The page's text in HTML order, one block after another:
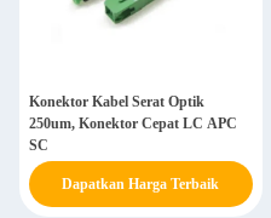
Konektor Kabel Serat Optik
250um, Konektor Cepat LC APC
SC
Dapatkan Harga Terbaik